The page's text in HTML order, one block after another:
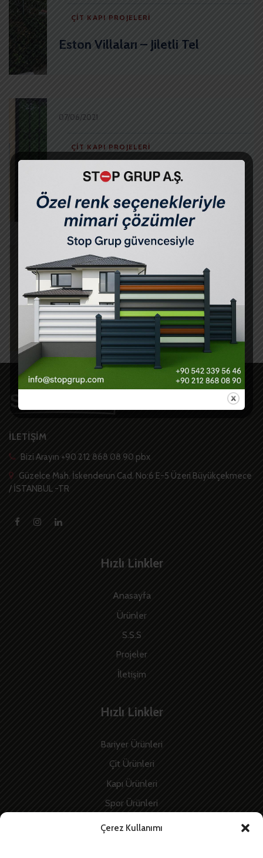
Çerez Kullanımı
ÇIT KAPI PROJELERI
Eston Villaları – Jiletli Tel
07/06/2021
ÇIT KAPI PROJELERI
Çatalca Peyzaj – Ferforje Kapı
Çim Çit
07/06/2021
ÇIT KAPI PROJELERI
Gürpınar Peyzaj – Panel Çit Kapı
İLETİŞİM
Bizi Arayın +90 212 868 08 90 pbx
Güzelce Mah. İskenderun Cad. No:6 E-5 Üzeri Büyükçekmece
/ İSTANBUL -TR
Hızlı Linkler
Anasayfa
Ürünler
S.S.S
Projeler
İletişim
Hızlı Linkler
Bariyer Ürünleri
Çit Ürünleri
Kapı Ürünleri
Spor Ürünleri
İnşaat Ürünleri